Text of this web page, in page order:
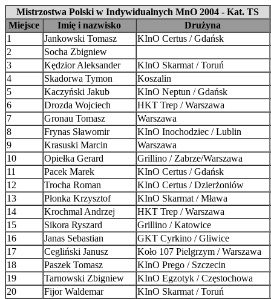
Mistrzostwa Polski w Indywidualnych MnO 2004 - Kat. TS
Miejsce
Imię i nazwisko
Drużyna
1
Jankowski Tomasz
KInO Certus / Gdańsk
2
Socha Zbigniew
3
Kędzior Aleksander
KInO Skarmat / Toruń
4
Skadorwa Tymon
Koszalin
5
Kaczyński Jakub
KInO Neptun / Gdańsk
6
Drozda Wojciech
HKT Trep / Warszawa
7
Gronau Tomasz
Warszawa
8
Frynas Sławomir
KInO Inochodziec / Lublin
9
Krasuski Marcin
Warszawa
10
Opiełka Gerard
Grillino / Zabrze/Warszawa
11
Pacek Marek
KInO Certus / Gdańsk
12
Trocha Roman
KInO Certus / Dzierżoniów
13
Płonka Krzysztof
KInO Skarmat / Mława
14
Krochmal Andrzej
HKT Trep / Warszawa
15
Sikora Ryszard
Grillino / Katowice
16
Janas Sebastian
GKT Cyrkino / Gliwice
17
Cegliński Janusz
Koło 107 Pielgrzym / Warszawa
18
Paszek Tomasz
KInO Prego / Szczecin
19
Tarnowski Zbigniew
KInO Egzotyk / Częstochowa
20
Fijor Waldemar
KInO Skarmat / Toruń